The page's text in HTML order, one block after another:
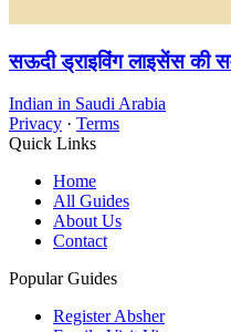
सऊदी ड्राइविंग लाइसेंस की
Indian in Saudi Arabia
Privacy · Terms
Quick Links
Home
All Guides
About Us
Contact
Popular Guides
Register Absher